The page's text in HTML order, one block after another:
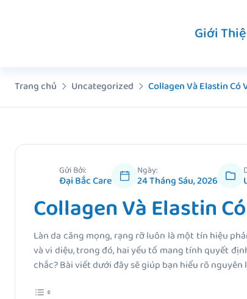
Giới
Trang chủ Uncategorized Collagen Và Elastin Có
Gửi Bởi:
Đại Bắc Care
Ngày:
24 Tháng Sáu, 2026
Collagen Và Elastin
Làn da căng mọng, rạng rỡ luôn là một tín hiệu
và vi diệu, trong đó, hai yếu tố mang tính quyết
chắc? Bài viết dưới đây sẽ giúp bạn hiểu rõ